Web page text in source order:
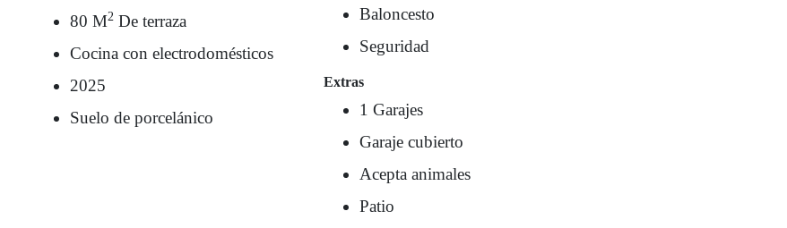
80 M2 De terraza
Cocina con electrodomésticos
2025
Suelo de porcelánico
Baloncesto
Seguridad
Extras
1 Garajes
Garaje cubierto
Acepta animales
Patio